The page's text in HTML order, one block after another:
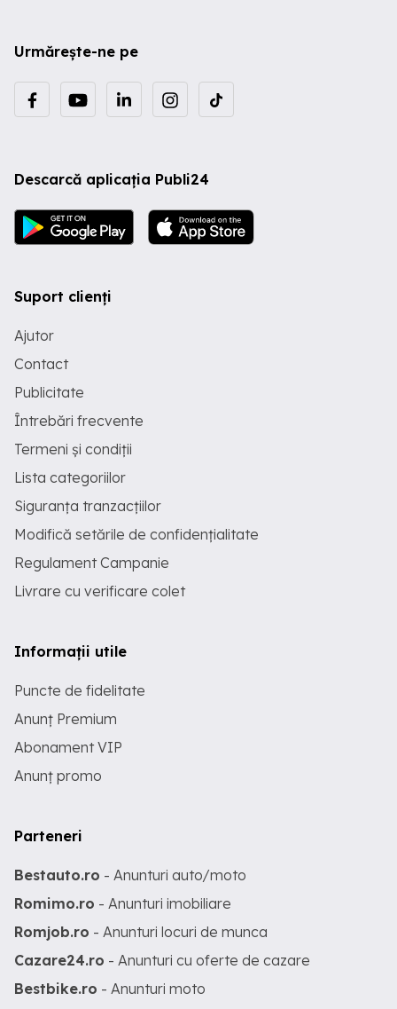
Urmărește-ne pe
Descarcă aplicația Publi24
Suport clienți
Ajutor
Contact
Publicitate
Întrebări frecvente
Termeni și condiții
Lista categoriilor
Siguranța tranzacțiilor
Modifică setările de confidențialitate
Regulament Campanie
Livrare cu verificare colet
Informații utile
Puncte de fidelitate
Anunț Premium
Abonament VIP
Anunț promo
Parteneri
Bestauto.ro - Anunturi auto/moto
Romimo.ro - Anunturi imobiliare
Romjob.ro - Anunturi locuri de munca
Cazare24.ro - Anunturi cu oferte de cazare
Bestbike.ro - Anunturi moto